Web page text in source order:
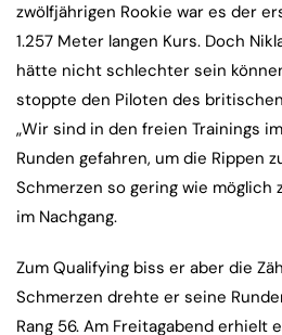
zwölfjährigen Rookie war es der
1.257 Meter langen Kurs. Doch
hätte nicht schlechter sein
stoppte den Piloten des britischen
„Wir sind in den freien Trainings
Runden gefahren, um die Rippen
Schmerzen so gering wie möglich
im Nachgang.
Zum Qualifying biss er aber die
Schmerzen drehte er seine
Rang 56. Am Freitagabend erhielt